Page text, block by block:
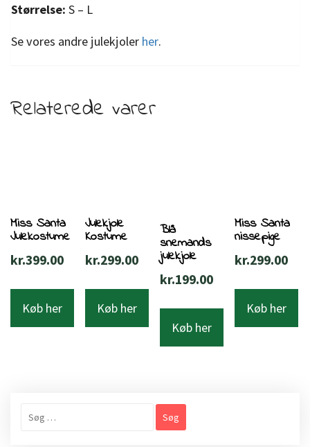
Størrelse: S – L
Se vores andre julekjoler her.
Relaterede varer
Miss Santa
Julekostume
kr.399.00
Køb her
Julekjole
Kostume
kr.299.00
Køb her
Blå
snemands
julekjole
kr.199.00
Køb her
Miss Santa
nissepige
kr.299.00
Køb her
efter: